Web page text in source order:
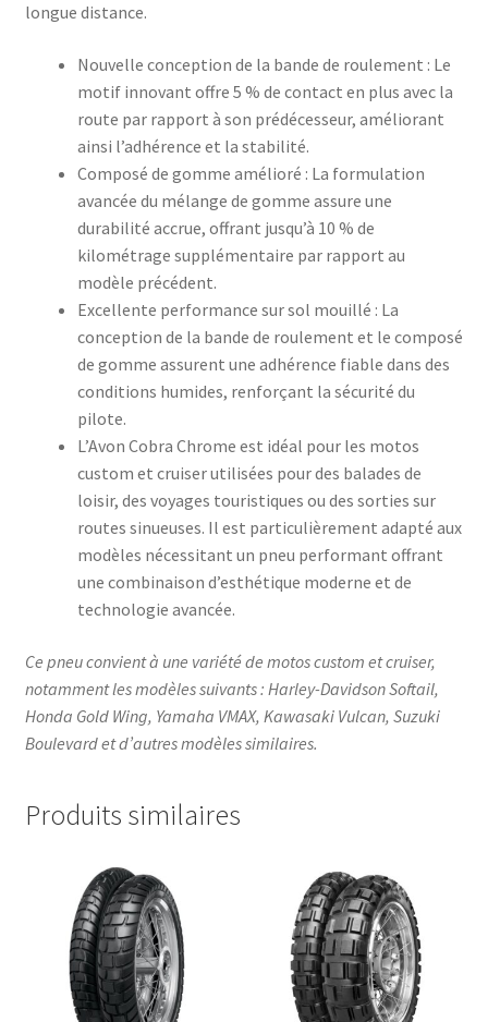
longue distance.​
Nouvelle conception de la bande de roulement : Le
motif innovant offre 5 % de contact en plus avec la
route par rapport à son prédécesseur, améliorant
ainsi l’adhérence et la stabilité.​
Composé de gomme amélioré : La formulation
avancée du mélange de gomme assure une
durabilité accrue, offrant jusqu’à 10 % de
kilométrage supplémentaire par rapport au
modèle précédent.​
Excellente performance sur sol mouillé : La
conception de la bande de roulement et le composé
de gomme assurent une adhérence fiable dans des
conditions humides, renforçant la sécurité du
pilote.​
L’Avon Cobra Chrome est idéal pour les motos
custom et cruiser utilisées pour des balades de
loisir, des voyages touristiques ou des sorties sur
routes sinueuses. Il est particulièrement adapté aux
modèles nécessitant un pneu performant offrant
une combinaison d’esthétique moderne et de
technologie avancée.​
Ce pneu convient à une variété de motos custom et cruiser,
notamment les modèles suivants : Harley-Davidson Softail,
Honda Gold Wing, Yamaha VMAX, Kawasaki Vulcan, Suzuki
Boulevard et d’autres modèles similaires.
Produits similaires